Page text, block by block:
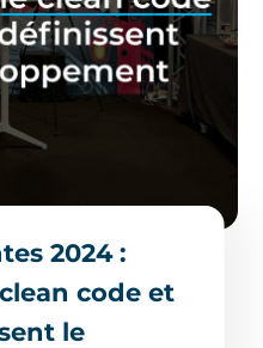
2024 :
code et
le